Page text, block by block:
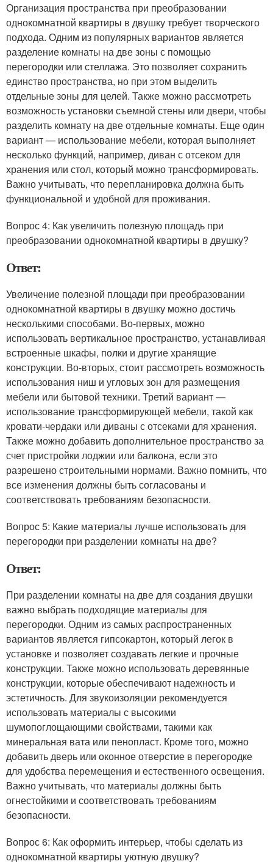
Организация пространства при преобразовании
однокомнатной квартиры в двушку требует творческого
подхода. Одним из популярных вариантов является
разделение комнаты на две зоны с помощью
перегородки или стеллажа. Это позволяет сохранить
единство пространства, но при этом выделить
отдельные зоны для целей. Также можно рассмотреть
возможность установки съемной стены или двери, чтобы
разделить комнату на две отдельные комнаты. Еще один
вариант — использование мебели, которая выполняет
несколько функций, например, диван с отсеком для
хранения или стол, который можно трансформировать.
Важно учитывать, что перепланировка должна быть
функциональной и удобной для проживания.
Вопрос 4: Как увеличить полезную площадь при
преобразовании однокомнатной квартиры в двушку?
Ответ:
Увеличение полезной площади при преобразовании
однокомнатной квартиры в двушку можно достичь
несколькими способами. Во-первых, можно
использовать вертикальное пространство, устанавливая
встроенные шкафы, полки и другие хранящие
конструкции. Во-вторых, стоит рассмотреть возможность
использования ниш и угловых зон для размещения
мебели или бытовой техники. Третий вариант —
использование трансформирующей мебели, такой как
кровати-чердаки или диваны с отсеками для хранения.
Также можно добавить дополнительное пространство за
счет пристройки лоджии или балкона, если это
разрешено строительными нормами. Важно помнить, что
все изменения должны быть согласованы и
соответствовать требованиям безопасности.
Вопрос 5: Какие материалы лучше использовать для
перегородки при разделении комнаты на две?
Ответ:
При разделении комнаты на две для создания двушки
важно выбрать подходящие материалы для
перегородки. Одним из самых распространенных
вариантов является гипсокартон, который легок в
установке и позволяет создавать легкие и прочные
конструкции. Также можно использовать деревянные
конструкции, которые обеспечивают надежность и
эстетичность. Для звукоизоляции рекомендуется
использовать материалы с высокими
шумопоглощающими свойствами, такими как
минеральная вата или пенопласт. Кроме того, можно
добавить дверь или оконное отверстие в перегородке
для удобства перемещения и естественного освещения.
Важно учитывать, что материалы должны быть
огнестойкими и соответствовать требованиям
безопасности.
Вопрос 6: Как оформить интерьер, чтобы сделать из
однокомнатной квартиры уютную двушку?